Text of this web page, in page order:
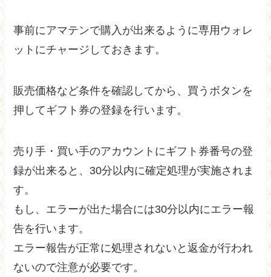
事前にアマテンで購入が出来るように専用ウォレ
ットにチャージしておきます。
販売価格など条件を確認してから、買うボタンを
押してギフト券の登録を行います。
売り手・買い手のアカウントにギフト券番号の登
録が出来ると、30分以内に確定処理が実施されま
す。
もし、エラーが出た場合には30分以内にエラー報
告を行います。
エラー報告が正常に処理されないと返金が行われ
ないので注意が必要です。